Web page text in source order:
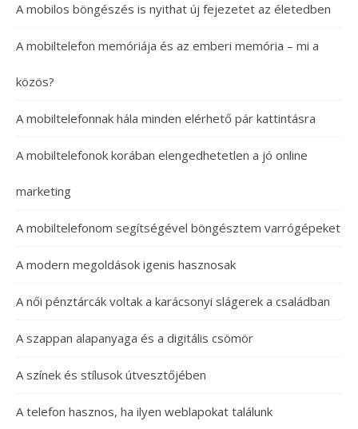
A mobilos böngészés is nyithat új fejezetet az életedben
A mobiltelefon memóriája és az emberi memória – mi a
közös?
A mobiltelefonnak hála minden elérhető pár kattintásra
A mobiltelefonok korában elengedhetetlen a jó online
marketing
A mobiltelefonom segítségével böngésztem varrógépeket
A modern megoldások igenis hasznosak
A női pénztárcák voltak a karácsonyi slágerek a családban
A szappan alapanyaga és a digitális csömör
A színek és stílusok útvesztőjében
A telefon hasznos, ha ilyen weblapokat találunk